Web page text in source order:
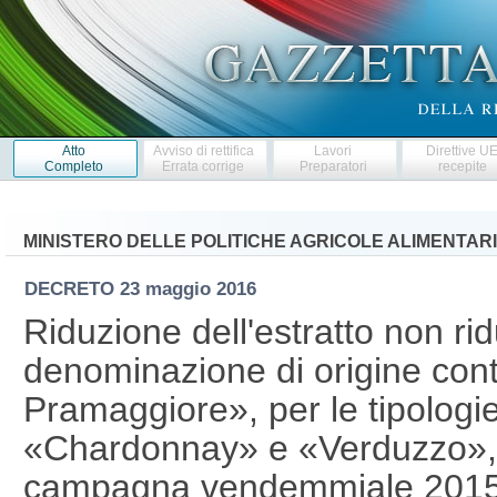
Atto
Completo
Avviso di rettifica
Errata corrige
Lavori
Preparatori
Direttive
recepite
MINISTERO DELLE POLITICHE AGRICOLE
DECRETO 23 maggio 2016
Riduzione dell'estratto non
denominazione di origine
Pramaggiore», per le
«Chardonnay» e
campagna vendemmiale